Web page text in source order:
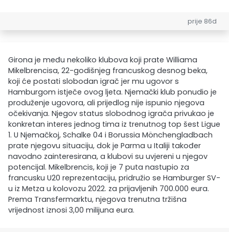
prije 86d
Girona je među nekoliko klubova koji prate Williama
Mikelbrencisa, 22-godišnjeg francuskog desnog beka,
koji će postati slobodan igrač jer mu ugovor s
Hamburgom istječe ovog ljeta. Njemački klub ponudio je
produženje ugovora, ali prijedlog nije ispunio njegova
očekivanja. Njegov status slobodnog igrača privukao je
konkretan interes jednog tima iz trenutnog top šest Ligue
1. U Njemačkoj, Schalke 04 i Borussia Mönchengladbach
prate njegovu situaciju, dok je Parma u Italiji također
navodno zainteresirana, a klubovi su uvjereni u njegov
potencijal. Mikelbrencis, koji je 7 puta nastupio za
francusku U20 reprezentaciju, pridružio se Hamburger SV-
u iz Metza u kolovozu 2022. za prijavljenih 700.000 eura.
Prema Transfermarktu, njegova trenutna tržišna
vrijednost iznosi 3,00 milijuna eura.